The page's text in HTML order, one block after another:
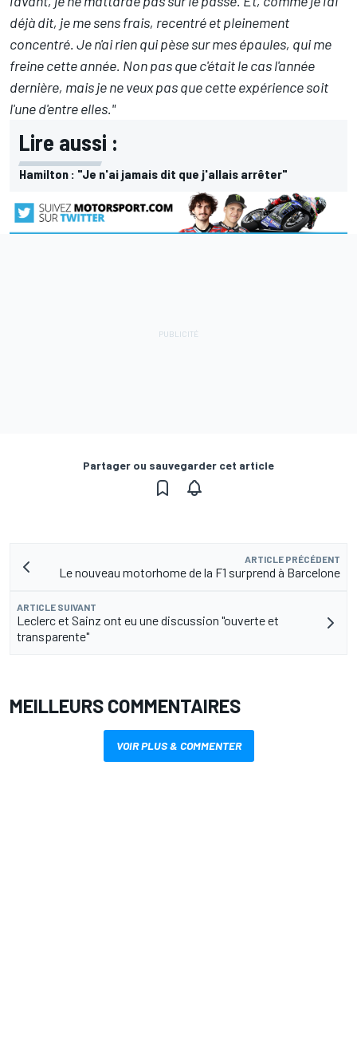
déjà dit, je me sens frais, recentré et pleinement
concentré. Je n'ai rien qui pèse sur mes épaules, qui me
freine cette année. Non pas que c'était le cas l'année
dernière, mais je ne veux pas que cette expérience soit
l'une d'entre elles."
Lire aussi :
Hamilton : "Je n'ai jamais dit que j'allais arrêter"
Partager ou sauvegarder cet article
ARTICLE PRÉCÉDENT
Le nouveau motorhome de la F1 surprend à Barcelone
ARTICLE SUIVANT
Leclerc et Sainz ont eu une discussion "ouverte et
transparente"
MEILLEURS COMMENTAIRES
VOIR PLUS & COMMENTER